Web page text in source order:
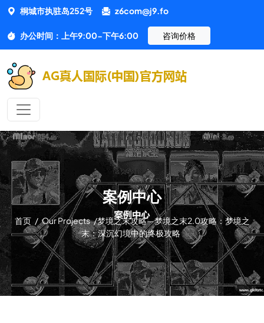
桐城市执驻岛252号 z6com@j9.fo
办公时间：上午9:00-下午6:00 咨询价格
案例中心
首页 / Our Projects /梦境之末攻略—梦境之末2.0攻略：梦境之
末：深沉幻境中的终极攻略